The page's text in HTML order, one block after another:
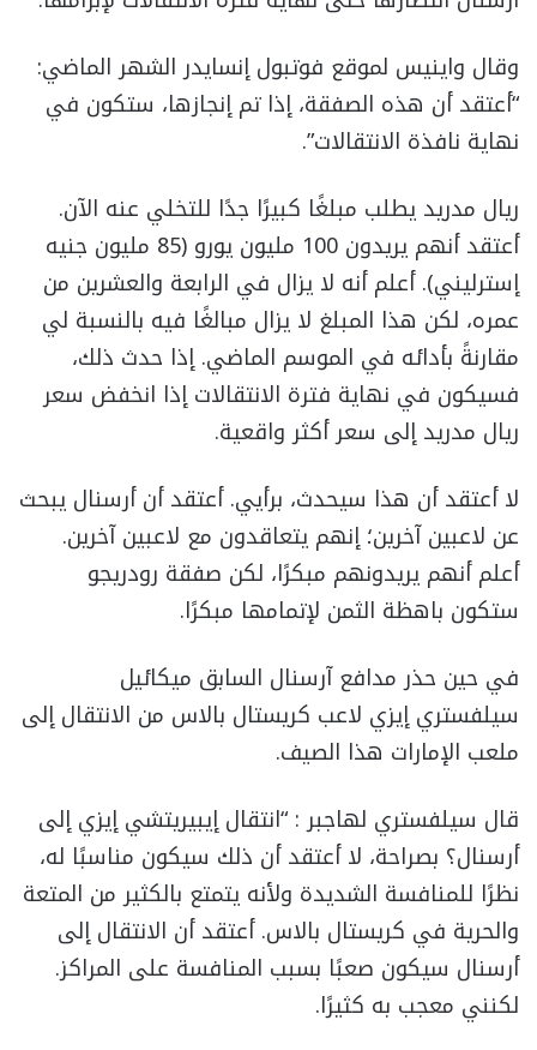
وقال واينيس لموقع فوتبول إنسايدر الشهر الماضي:
“أعتقد أن هذه الصفقة، إذا تم إنجازها، ستكون في
نهاية نافذة الانتقالات”.
ريال مدريد يطلب مبلغًا كبيرًا جدًا للتخلي عنه الآن.
أعتقد أنهم يريدون 100 مليون يورو (85 مليون جنيه
إسترليني). أعلم أنه لا يزال في الرابعة والعشرين من
عمره، لكن هذا المبلغ لا يزال مبالغًا فيه بالنسبة لي
مقارنةً بأدائه في الموسم الماضي. إذا حدث ذلك،
فسيكون في نهاية فترة الانتقالات إذا انخفض سعر
ريال مدريد إلى سعر أكثر واقعية.
لا أعتقد أن هذا سيحدث، برأيي. أعتقد أن أرسنال يبحث
عن لاعبين آخرين؛ إنهم يتعاقدون مع لاعبين آخرين.
أعلم أنهم يريدونهم مبكرًا، لكن صفقة رودريجو
ستكون باهظة الثمن لإتمامها مبكرًا.
في حين حذر مدافع آرسنال السابق ميكائيل
سيلفستري إيزي لاعب كريستال بالاس من الانتقال إلى
ملعب الإمارات هذا الصيف.
قال سيلفستري لهاجبر : “انتقال إيبيريتشي إيزي إلى
أرسنال؟ بصراحة، لا أعتقد أن ذلك سيكون مناسبًا له،
نظرًا للمنافسة الشديدة ولأنه يتمتع بالكثير من المتعة
والحرية في كريستال بالاس. أعتقد أن الانتقال إلى
أرسنال سيكون صعبًا بسبب المنافسة على المراكز.
لكنني معجب به كثيرًا.